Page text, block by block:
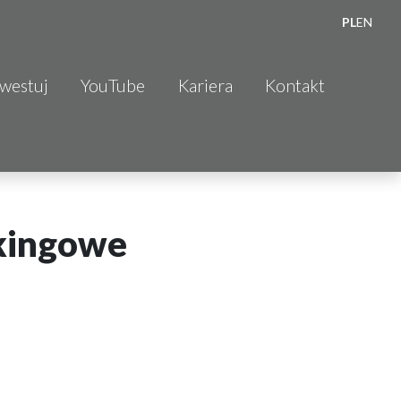
YouTube Kariera Kontakt
PLEN